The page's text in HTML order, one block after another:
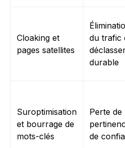
Cloaking et
pages satellites
du trafic
durable
Suroptimisation
et bourrage de
mots-clés
Perte de
de